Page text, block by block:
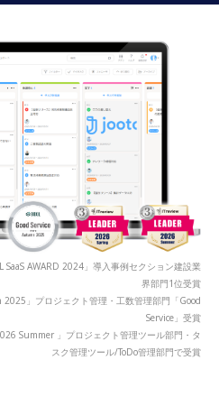
AWARD 2024」導入事例セクション建設業
界部門1位受賞
2025」プロジェクト管理・工数管理部門「Good
Service」受賞
Summer 」プロジェクト管理ツール部門・タ
スク管理ツール/ToDo管理部門で受賞